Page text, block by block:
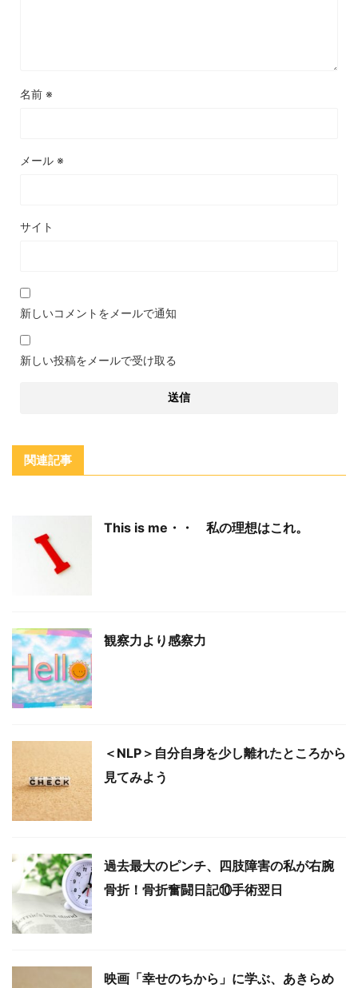
名前 ※
メール ※
サイト
新しいコメントをメールで通知
新しい投稿をメールで受け取る
関連記事
This is me・・ 私の理想はこれ。
観察力より感察力
＜NLP＞自分自身を少し離れたところから
見てみよう
過去最大のピンチ、四肢障害の私が右腕
骨折！骨折奮闘日記⑩手術翌日
映画「幸せのちから」に学ぶ、あきらめ